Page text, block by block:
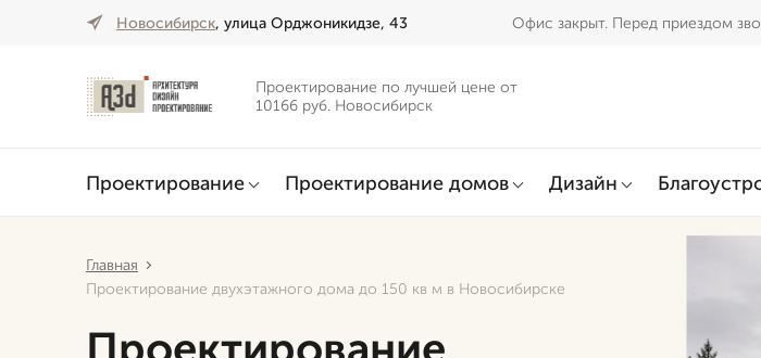
Новосибирск, улица Орджоникидзе, 43 Офис закрыт. Перед приездом
Проектирование по лучшей цене от
10166 руб. Новосибирск
Проектирование Проектирование домов Дизайн
Главная
Проектирование двухэтажного дома до 150 кв м в Новосибирске